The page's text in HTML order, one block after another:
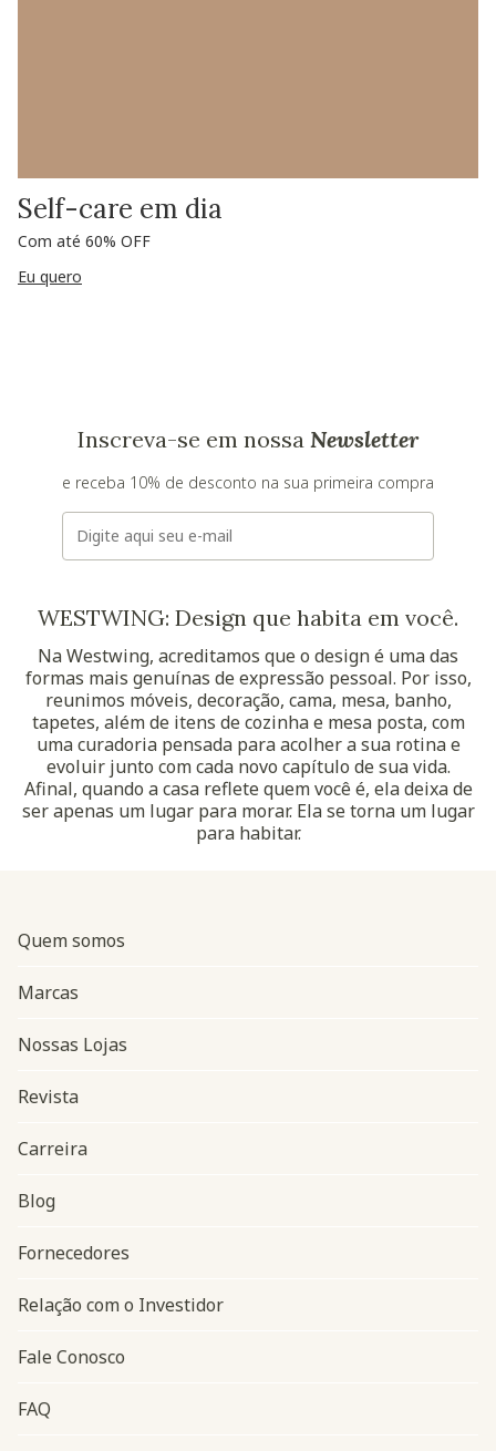
Self-care em dia
Com até 60% OFF
Eu quero
Inscreva-se em nossa Newsletter
e receba 10% de desconto na sua primeira compra
E-mail
WESTWING: Design que habita em você.
Na Westwing, acreditamos que o design é uma das
formas mais genuínas de expressão pessoal. Por isso,
reunimos móveis, decoração, cama, mesa, banho,
tapetes, além de itens de cozinha e mesa posta, com
uma curadoria pensada para acolher a sua rotina e
evoluir junto com cada novo capítulo de sua vida.
Afinal, quando a casa reflete quem você é, ela deixa de
ser apenas um lugar para morar. Ela se torna um lugar
para habitar.
Navegação do rodapé
Quem somos
Marcas
Nossas Lojas
Revista
Carreira
Blog
Fornecedores
Relação com o Investidor
Fale Conosco
FAQ